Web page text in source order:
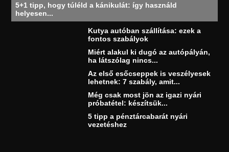
5+1 tipp, hogy túléld a kánikulát: így használd
helyesen...
Kutya autóban szállítása: ezek a
fontos szabályok
Miért alakul ki dugó az autópályán,
ha látszólag nincs...
Az első esőcseppek is veszélyesek
lehetnek: 7 szabály, amit...
Még csak most jön az igazi nyári
próbatétel: készítsük...
5 tipp a pénztárcabarát nyári
vezetéshez